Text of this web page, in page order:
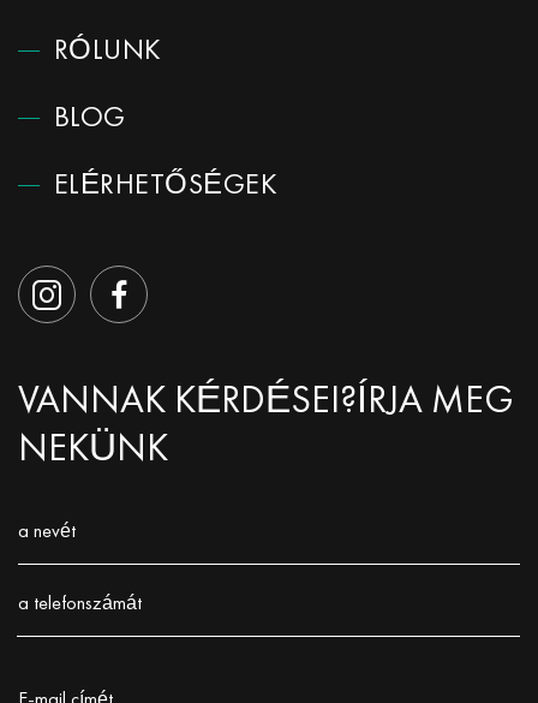
RÓLUNK
BLOG
ELÉRHETŐSÉGEK
VANNAK KÉRDÉSEI? ÍRJA MEG
NEKÜNK
a nevét
a telefonszámát